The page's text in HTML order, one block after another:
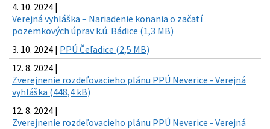
4. 10. 2024 |
Verejná vyhláška – Nariadenie konania o začatí
pozemkových úprav k.ú. Bádice (1,3 MB)
3. 10. 2024 | PPÚ Čeľadice (2,5 MB)
12. 8. 2024 |
Zverejnenie rozdeľovacieho plánu PPÚ Neverice - Verejná
vyhláška (448,4 kB)
12. 8. 2024 |
Zverejnenie rozdeľovacieho plánu PPÚ Neverice - Verejná